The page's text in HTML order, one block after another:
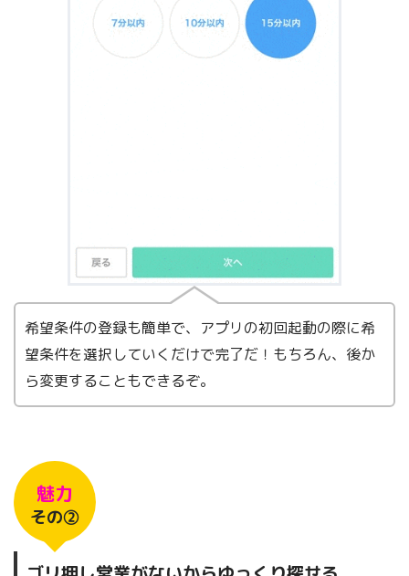
希望条件の登録も簡単で、アプリの初回起動の際に希
望条件を選択していくだけで完了だ！もちろん、後か
ら変更することもできるぞ。
魅力
その②